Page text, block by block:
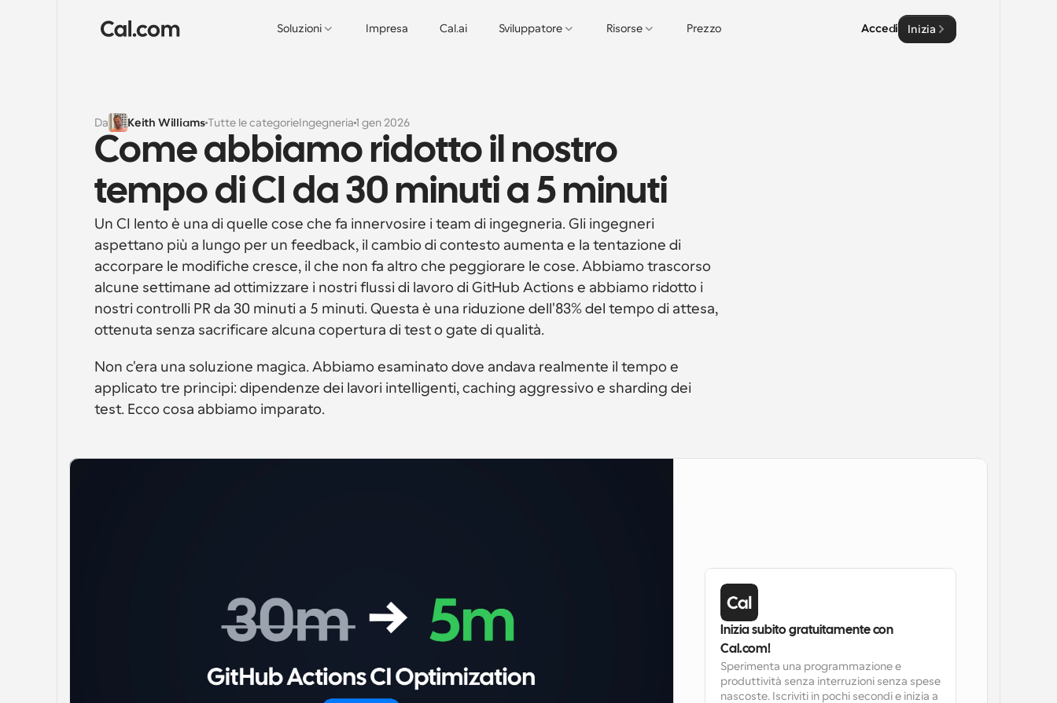
Soluzioni Impresa Cal.ai Sviluppatore Risorse Prezzo Accedi Inizia
Da Keith WilliamsTutte le categorieIngegneria1 gen 2026
Come abbiamo ridotto il nostro
tempo di CI da 30 minuti a 5 minuti
Un CI lento è una di quelle cose che fa innervosire i team di ingegneria. Gli ingegneri
aspettano più a lungo per un feedback, il cambio di contesto aumenta e la tentazione di
accorpare le modifiche cresce, il che non fa altro che peggiorare le cose. Abbiamo trascorso
alcune settimane ad ottimizzare i nostri flussi di lavoro di GitHub Actions e abbiamo ridotto i
nostri controlli PR da 30 minuti a 5 minuti. Questa è una riduzione dell'83% del tempo di attesa,
ottenuta senza sacrificare alcuna copertura di test o gate di qualità.
Non c'era una soluzione magica. Abbiamo esaminato dove andava realmente il tempo e
applicato tre principi: dipendenze dei lavori intelligenti, caching aggressivo e sharding dei
test. Ecco cosa abbiamo imparato.
Inizia subito gratuitamente con
Cal.com!
Sperimenta una programmazione e
produttività senza interruzioni senza spese
nascoste. Iscriviti in pochi secondi e inizia a